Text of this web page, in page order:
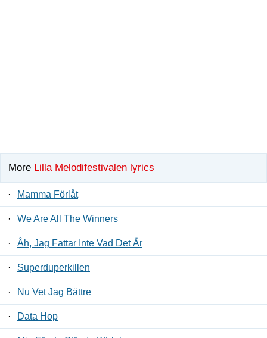
More Lilla Melodifestivalen lyrics
· Mamma Förlåt
· We Are All The Winners
· Åh, Jag Fattar Inte Vad Det Är
· Superduperkillen
· Nu Vet Jag Bättre
· Data Hop